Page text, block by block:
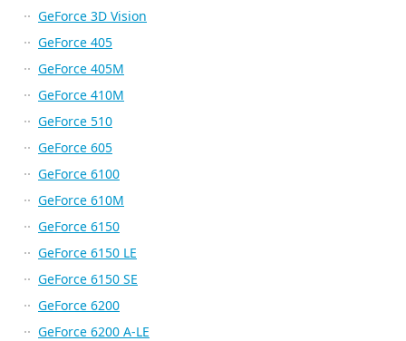
GeForce 3D Vision
GeForce 405
GeForce 405M
GeForce 410M
GeForce 510
GeForce 605
GeForce 6100
GeForce 610M
GeForce 6150
GeForce 6150 LE
GeForce 6150 SE
GeForce 6200
GeForce 6200 A-LE